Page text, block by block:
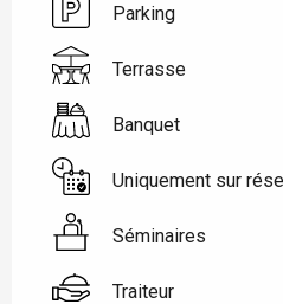
Parking
Terrasse
Banquet
Uniquement sur
Séminaires
Traiteur